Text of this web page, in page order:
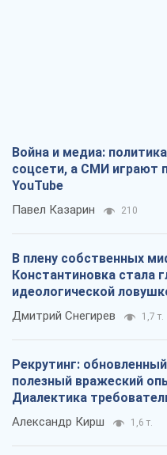
Война и медиа:
соцсети, а СМИ играют
YouTube
Павел Казарин 210
В плену собственных
Константиновка стала
идеологической
российских оккупантов
Дмитрий Снегирев 1,7 т.
Рекрутинг:
полезный вражеский
Диалектика
Александр Кирш 1,6 т.